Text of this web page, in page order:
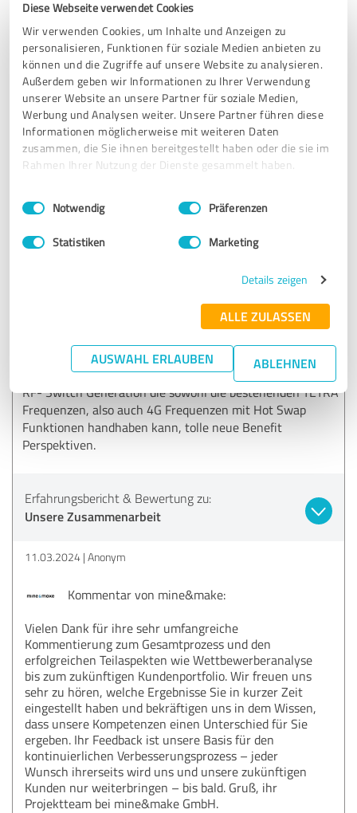
Diese Webseite verwendet Cookies
Wir verwenden Cookies, um Inhalte und Anzeigen zu
personalisieren, Funktionen für soziale Medien anbieten zu
können und die Zugriffe auf unsere Website zu analysieren.
Außerdem geben wir Informationen zu Ihrer Verwendung
unserer Website an unsere Partner für soziale Medien,
Werbung und Analysen weiter. Unsere Partner führen diese
Informationen möglicherweise mit weiteren Daten
zusammen, die Sie ihnen bereitgestellt haben oder die sie im
Rahmen Ihrer Nutzung der Dienste gesammelt haben.
Impressum Datenschutzbestimmungen
Einwilligungsauswahl
Notwendig Präferenzen
Statistiken Marketing
Details zeigen
ALLE ZULASSEN
AUSWAHL ERLAUBEN ABLEHNEN
being created. A new broadband RF switch generation that
can handle the existing TETRA frequencies as well as 4G
frequencies with hot swap functions, great new benefit
perspectives.
---------------------------------------------------------
----------------------------------------
Mine&Make arbeitet sehr gute Datensammlungen zur
aktuellen Markt, Wettbewebs und Produkt Situation aus,
unterstützt durch Patentrecherchen, Whitepapers und
Press releases. In der Zusammenarbeit mit Mine&Make
proffesionellen Projektbearbeitung gemacht. In dem
komplexen Frontloading / Marktstudy Periode hat uns
Mine&Make bei Bedarf auch direkt auch bei
Kundengesprächen unterstützt, was sehr effizient und
Resultierend aus der guten Zusammenarbeitung
innovativen RF-Switch-Connector for Critical-
Communication Handheld Devices. Eine neue breitbandige
RF- Switch Generation die sowohl die bestehenden TETRA
Frequenzen, also auch 4G Frequenzen mit Hot Swap
Funktionen handhaben kann, tolle neue Benefit
Perspektiven.
Erfahrungsbericht & Bewertung zu:
Unsere Zusammenarbeit
11.03.2024 Anonym
Kommentar von mine&make:
Vielen Dank für ihre sehr umfangreiche
Kommentierung zum Gesamtprozess und den
erfolgreichen Teilaspekten wie Wettbewerberanalyse
bis zum zukünftigen Kundenportfolio. Wir freuen uns
sehr zu hören, welche Ergebnisse Sie in kurzer Zeit
eingestellt haben und bekräftigen uns in dem Wissen,
dass unsere Kompetenzen einen Unterschied für Sie
ergeben. Ihr Feedback ist unsere Basis für den
kontinuierlichen Verbesserungsprozess – jeder
Wunsch ihrerseits wird uns und unsere zukünftigen
Kunden nur weiterbringen – bis bald. Gruß, ihr
Projektteam bei mine&make GmbH.